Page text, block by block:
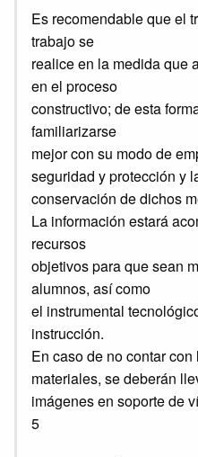
Es recomendable que el
trabajo se
realice en la medida que
en el proceso
constructivo; de esta
familiarizarse
mejor con su modo de
seguridad y protección y
conservación de dichos
La información estará
recursos
objetivos para que sean
alumnos, así como
el instrumental
instrucción.
En caso de no contar
materiales, se deberán
imágenes en soporte de
5